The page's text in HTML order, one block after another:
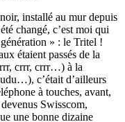
installé au mur depuis
changé, c’est moi qui
» : le Tritel !
étaient passés de la
crrr, crrr…) à la
c’était d’ailleurs
à touches, avant,
Swisscom,
une bonne dizaine